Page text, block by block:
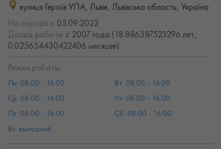
вулиця Героїв УПА, Львів, Львівська область, Україна
На порталі з: 05.09.2022
Досвід роботи: с 2007 года (18.886387523296 лет,
0.025654430422406 месяцев)
Режим работы:
Пн: 08:00 - 16:00
Вт: 08:00 - 16:00
Ср: 08:00 - 16:00
Чт: 08:00 - 16:00
Пт: 08:00 - 16:00
Сб: 08:00 - 16:00
Вс: выходной